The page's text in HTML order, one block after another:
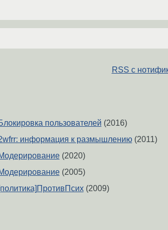
RSS с
пользователей (2016)
информация к размышлению(2011)
(2020)
(2005)
(2009)